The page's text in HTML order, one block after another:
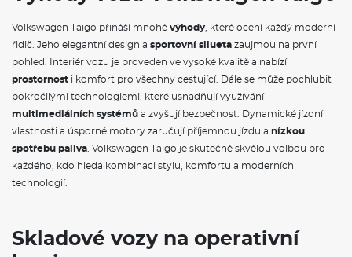
nedělené, opěradlo dělené, asymetricky sklopné, Asistenční
systémy a funkčnost, Asistent rozjezdu do kopce,
Automatický spínač světlometů, oddělené LED denní svícení,
odemykání a zamykání, bez bezpečnostního prvku
SAFELOCK, Boční airbagy vpředu, hlavové airbagy, s
centrálním airbagem mezi sedadly řidiče a spolujezdce,
Centrální zamykání s dálkovým ovládáním, bez funkce
airbagy řidiče a spolujezdce, možnost deaktivace u
spolujezdce, Elektrické ovládání oken, Elektronický imobilizér,
Elektronický stabilizační systém ESP, včetně ABS, ASR, EDL,
zadní světla, Longlife režim, prodloužený servisní interval na
24 měsíců nebo 30 000 km, podle toho, která situace nastane
Volkswagen Taigo přináší mnohé výhody , které ocení každý moderní
řidič. Jeho elegantní design a sportovní silueta zaujmou na první
pohled. Interiér vozu je proveden ve vysoké kvalitě a nabízí
prostornost i komfort pro všechny cestující. Dále se může pochlubit
pokročilými technologiemi, které usnadňují využívání
multimediálních systémů a zvyšují bezpečnost. Dynamické jízdní
vlastnosti a úsporné motory zaručují příjemnou jízdu a nízkou
spotřebu paliva . Volkswagen Taigo je skutečně skvělou volbou pro
každého, kdo hledá kombinaci stylu, komfortu a moderních
technologií.
Skladové vozy na operativní